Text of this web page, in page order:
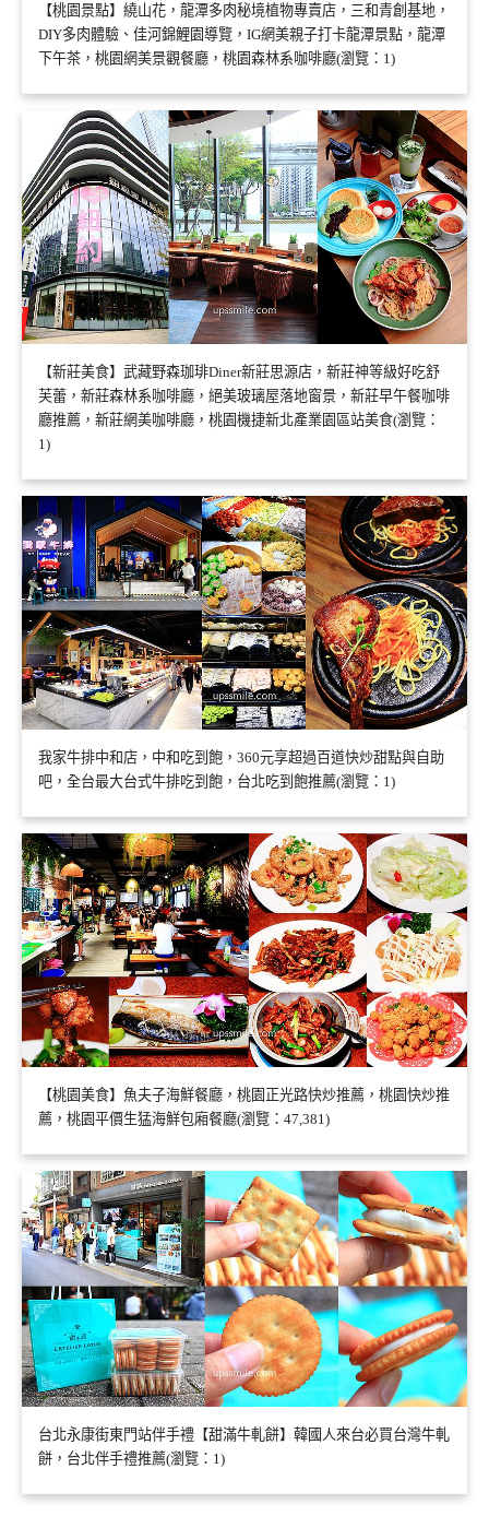
【桃園景點】繞山花，龍潭多肉秘境植物專賣店，三和青創基地，
DIY多肉體驗、佳河錦鯉園導覽，IG網美親子打卡龍潭景點，龍潭
下午茶，桃園網美景觀餐廳，桃園森林系咖啡廳(瀏覽：1)
【新莊美食】武藏野森珈琲Diner新莊思源店，新莊神等級好吃舒
芙蕾，新莊森林系咖啡廳，絕美玻璃屋落地窗景，新莊早午餐咖啡
廳推薦，新莊網美咖啡廳，桃園機捷新北產業園區站美食(瀏覽：
1)
我家牛排中和店，中和吃到飽，360元享超過百道快炒甜點與自助
吧，全台最大台式牛排吃到飽，台北吃到飽推薦(瀏覽：1)
【桃園美食】魚夫子海鮮餐廳，桃園正光路快炒推薦，桃園快炒推
薦，桃園平價生猛海鮮包廂餐廳(瀏覽：47,381)
台北永康街東門站伴手禮【甜滿牛軋餅】韓國人來台必買台灣牛軋
餅，台北伴手禮推薦(瀏覽：1)